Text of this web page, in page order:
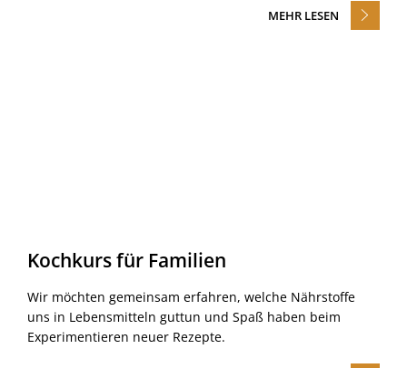
MEHR LESEN
Kochkurs für Familien
Wir möchten gemeinsam erfahren, welche Nährstoffe
uns in Lebensmitteln guttun und Spaß haben beim
Experimentieren neuer Rezepte.